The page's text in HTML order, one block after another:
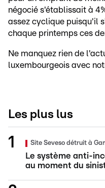
négocié s'établissait à
assez cyclique puisqu'il
chaque printemps ces
Ne manquez rien de
luxembourgeois avec
Les plus lus
Site Seveso détruit à
Le système anti-
au moment du